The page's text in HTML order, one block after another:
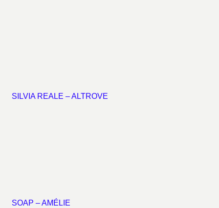
SILVIA REALE – ALTROVE
SOAP – AMÉLIE